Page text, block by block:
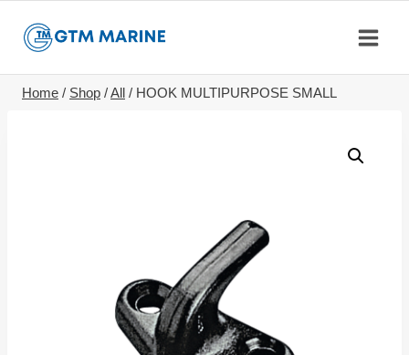
Home / Shop /All / HOOK MULTIPURPOSE SMALL